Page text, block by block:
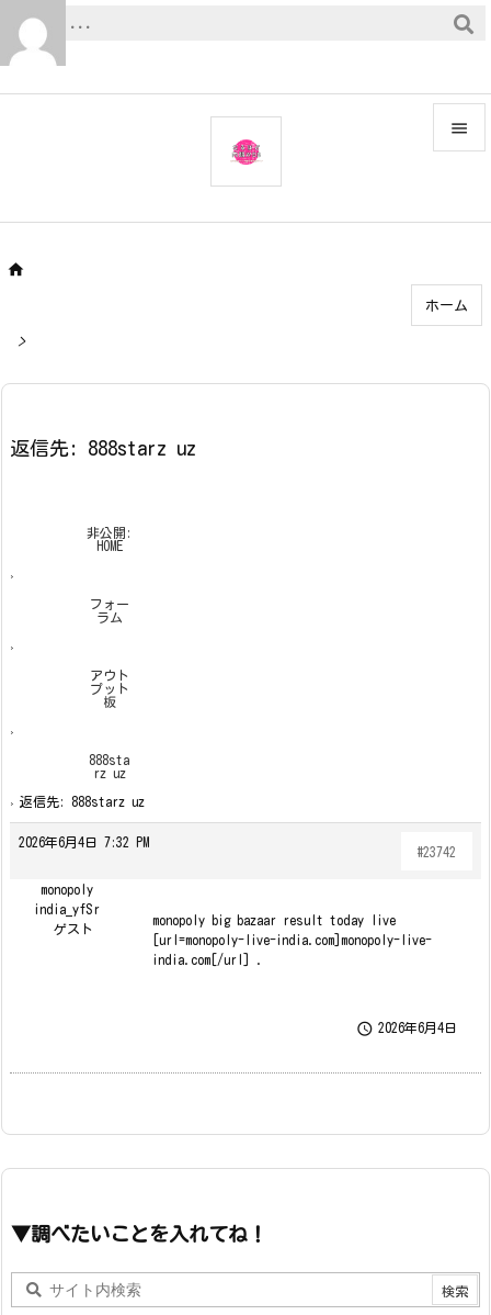



前へ

ホーム
>
返信先: 888starz uz
非公開:
HOME
›
フォー
ラム
›
アウト
プット
板
›
888sta
rz uz
› 返信先: 888starz uz
2026年6月4日 7:32 PM
#23742
monopoly
india_yfSr
ゲスト
monopoly big bazaar result today live
[url=monopoly-live-india.com]monopoly-live-
india.com[/url] .
 2026年6月4日
▼調べたいことを入れてね！